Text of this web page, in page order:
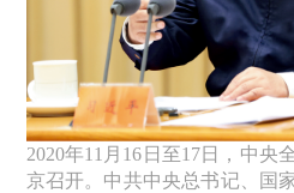
2020年11月16日至17日，中央
京召开。中共中央总书记、国